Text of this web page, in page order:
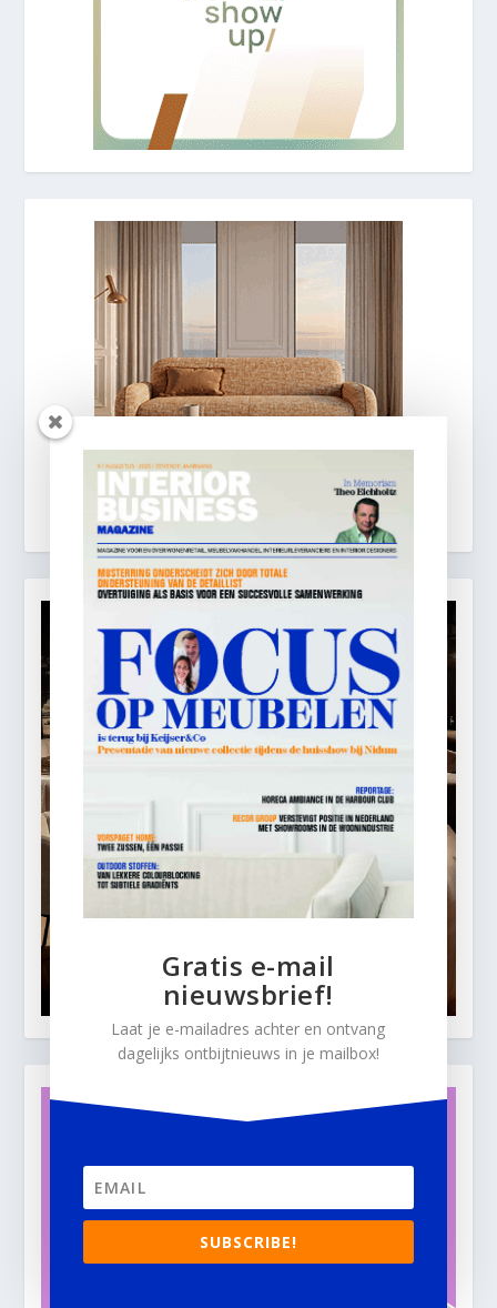
Gratis e-mail
nieuwsbrief!
Laat je e-mailadres achter en ontvang
dagelijks ontbijtnieuws in je mailbox!
SUBSCRIBE!